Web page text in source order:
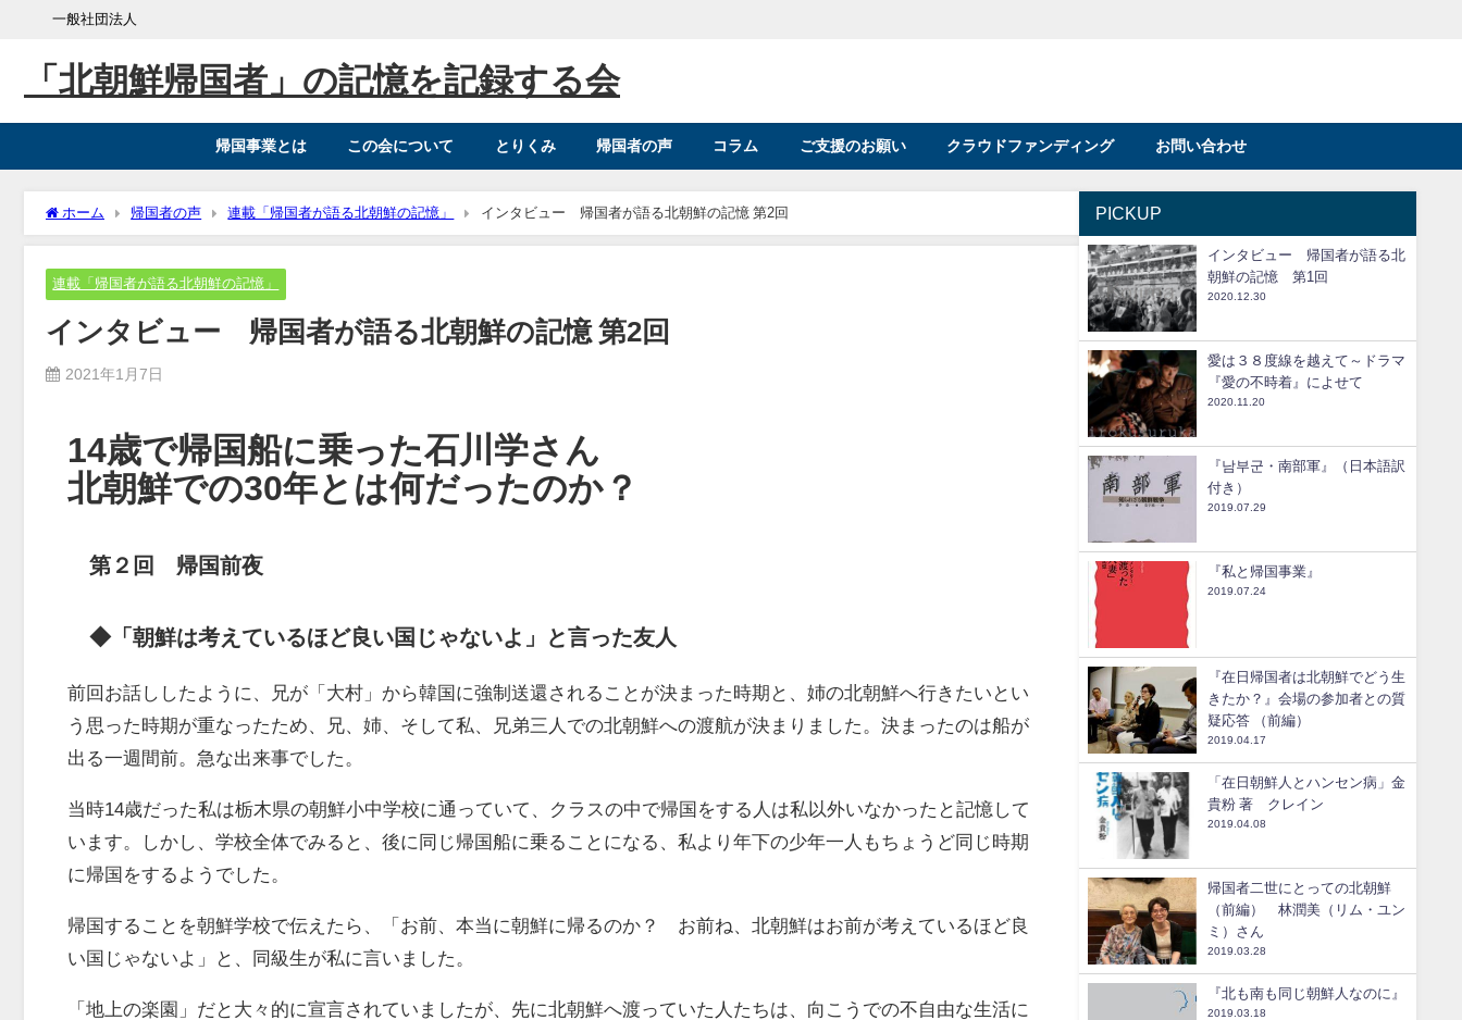
一般社団法人
「北朝鮮帰国者」の記憶を記録する会
帰国事業とは この会について とりくみ 帰国者の声 コラム ご支援のお願い クラウドファンディング お問い合わせ
ホーム 帰国者の声 連載「帰国者が語る北朝鮮の記憶」 インタビュー 帰国者が語る北朝鮮の記憶 第2回
連載「帰国者が語る北朝鮮の記憶」
インタビュー 帰国者が語る北朝鮮の記憶 第2回
2021年1月7日
14歳で帰国船に乗った石川学さん
北朝鮮での30年とは何だったのか？
第２回 帰国前夜
◆「朝鮮は考えているほど良い国じゃないよ」と言った友人
前回お話ししたように、兄が「大村」から韓国に強制送還されることが決まった時期と、姉の北朝鮮へ行きたいとい
う思った時期が重なったため、兄、姉、そして私、兄弟三人での北朝鮮への渡航が決まりました。決まったのは船が
出る一週間前。急な出来事でした。
当時14歳だった私は栃木県の朝鮮小中学校に通っていて、クラスの中で帰国をする人は私以外いなかったと記憶して
います。しかし、学校全体でみると、後に同じ帰国船に乗ることになる、私より年下の少年一人もちょうど同じ時期
に帰国をするようでした。
帰国することを朝鮮学校で伝えたら、「お前、本当に朝鮮に帰るのか？ お前ね、北朝鮮はお前が考えているほど良
い国じゃないよ」と、同級生が私に言いました。
「地上の楽園」だと大々的に宣言されていましたが、先に北朝鮮へ渡っていた人たちは、向こうでの不自由な生活に
PICKUP
インタビュー 帰国者が語る北
朝鮮の記憶 第1回
2020.12.30
愛は３８度線を越えて～ドラマ
『愛の不時着』によせて
2020.11.20
『남부군・南部軍』（日本語訳
付き）
2019.07.29
『私と帰国事業』
2019.07.24
『在日帰国者は北朝鮮でどう生
きたか？』会場の参加者との質
疑応答 （前編）
2019.04.17
「在日朝鮮人とハンセン病」金
貴粉 著 クレイン
2019.04.08
帰国者二世にとっての北朝鮮
（前編） 林潤美（リム・ユン
ミ）さん
2019.03.28
『北も南も同じ朝鮮人なのに』
2019.03.18